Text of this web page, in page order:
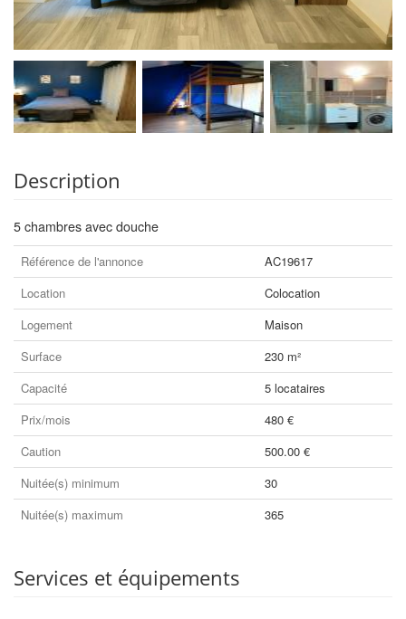
Description
5 chambres avec douche
Référence de l'annonce
AC19617
Location
Colocation
Logement
Maison
Surface
230 m²
Capacité
5 locataires
Prix/mois
480 €
Caution
500.00 €
Nuitée(s) minimum
30
Nuitée(s) maximum
365
Services et équipements